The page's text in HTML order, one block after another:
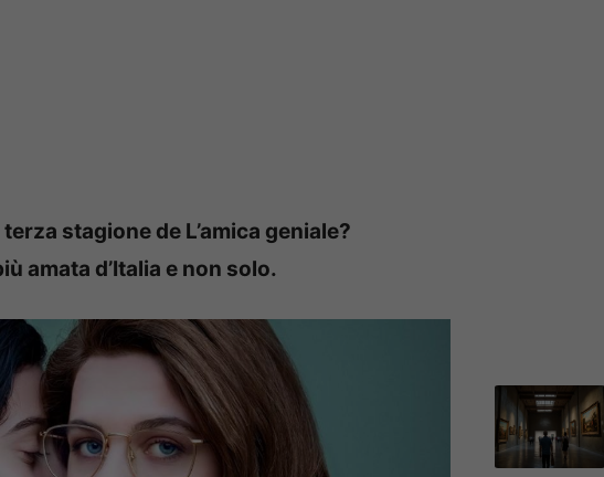
stagione de L’amica geniale?
amata d’Italia e non solo.